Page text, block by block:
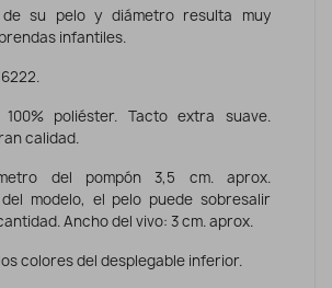
su pelo y diámetro resulta muy
infantiles.
100% poliéster. Tacto extra suave.
calidad.
del pompón 3,5 cm. aprox.
del modelo, el pelo puede sobresalir
Ancho del vivo: 3 cm. aprox.
colores del desplegable inferior.